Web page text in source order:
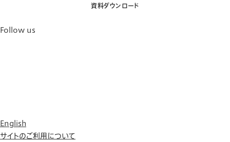
資料ダウンロード
Follow us
English
サイトのご利用について